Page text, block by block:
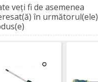
veţi fi de asemenea
în următorul(ele)